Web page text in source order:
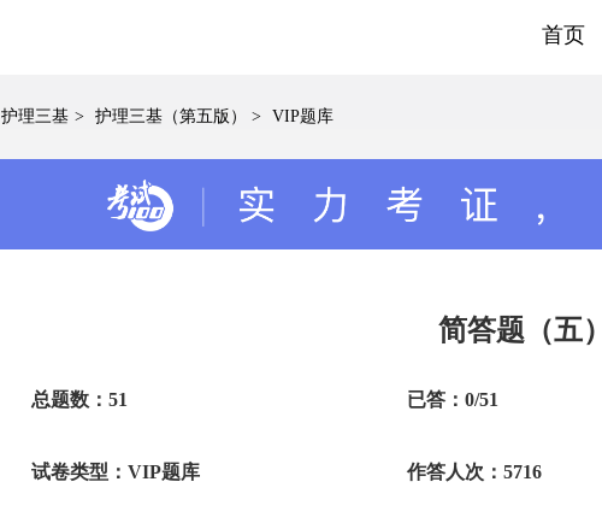
首页
护理三基 > 护理三基（第五版） > VIP题库
简答题（五）
总题数：51
试卷类型：VIP题库
已答：0/51
作答人次：5716